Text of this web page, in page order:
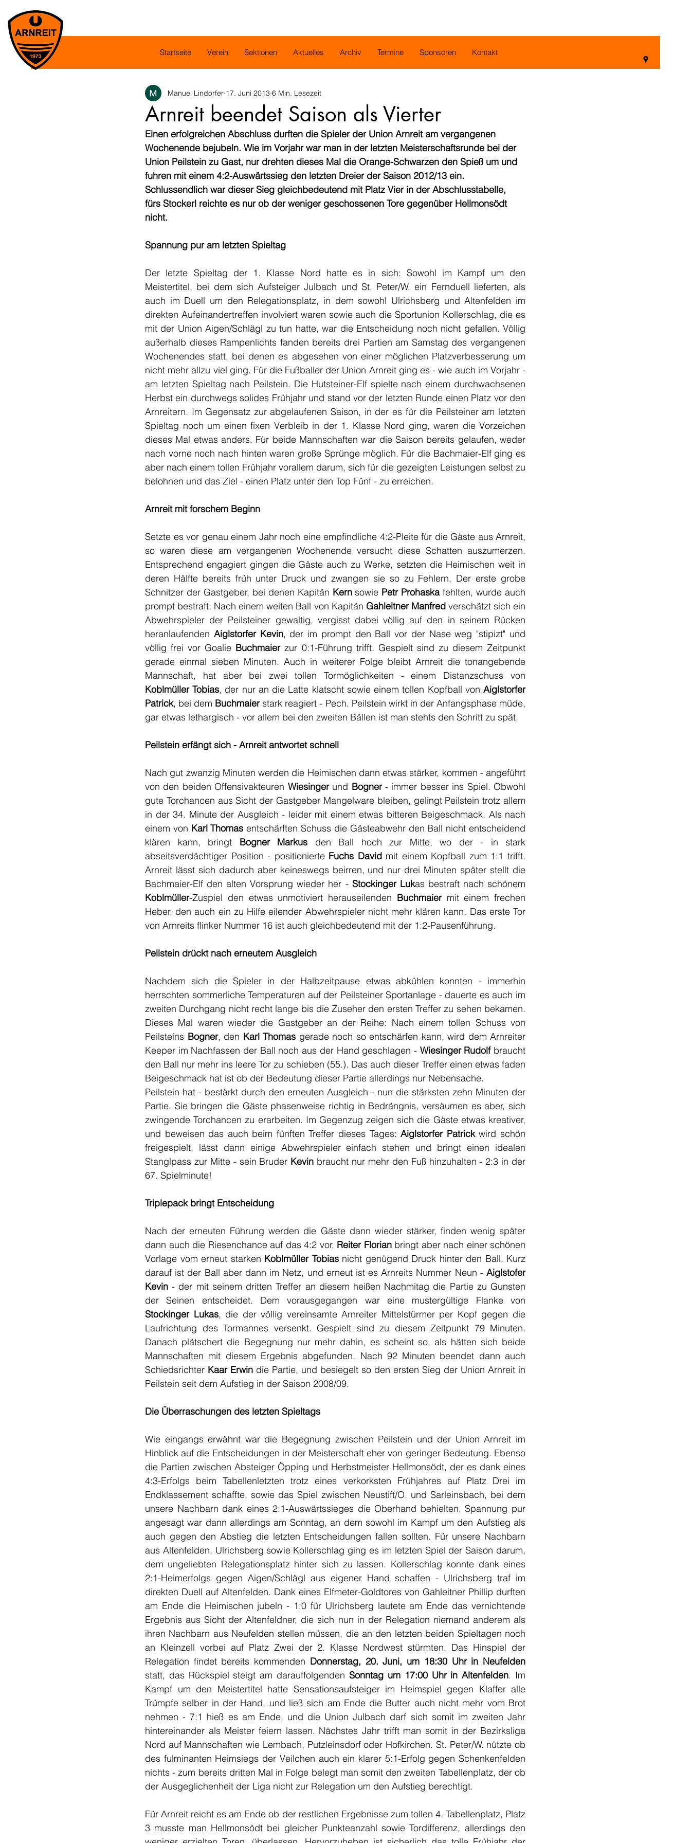
Startseite Verein Sektionen Aktuelles Archiv Termine Sponsoren Kontakt
Arnreit beendet Saison als Vierter
Manuel Lindorfer 17. Juni 2013 6 Min. Lesezeit
Einen erfolgreichen Abschluss durften die Spieler der Union Arnreit am vergangenen
Wochenende bejubeln. Wie im Vorjahr war man in der letzten Meisterschaftsrunde bei der
Union Peilstein zu Gast, nur drehten dieses Mal die Orange-Schwarzen den Spieß um und
fuhren mit einem 4:2-Auswärtssieg den letzten Dreier der Saison 2012/13 ein.
Schlussendlich war dieser Sieg gleichbedeutend mit Platz Vier in der Abschlusstabelle,
fürs Stockerl reichte es nur ob der weniger geschossenen Tore gegenüber Hellmonsödt
nicht.
Spannung pur am letzten Spieltag
Der letzte Spieltag der 1. Klasse Nord hatte es in sich: Sowohl im Kampf um den
Meistertitel, bei dem sich Aufsteiger Julbach und St. Peter/W. ein Fernduell lieferten, als
auch im Duell um den Relegationsplatz, in dem sowohl Ulrichsberg und Altenfelden im
direkten Aufeinandertreffen involviert waren sowie auch die Sportunion Kollerschlag, die es
mit der Union Aigen/Schlägl zu tun hatte, war die Entscheidung noch nicht gefallen. Völlig
außerhalb dieses Rampenlichts fanden bereits drei Partien am Samstag des vergangenen
Wochenendes statt, bei denen es abgesehen von einer möglichen Platzverbesserung um
nicht mehr allzu viel ging. Für die Fußballer der Union Arnreit ging es - wie auch im Vorjahr -
am letzten Spieltag nach Peilstein. Die Hutsteiner-Elf spielte nach einem durchwachsenen
Herbst ein durchwegs solides Frühjahr und stand vor der letzten Runde einen Platz vor den
Arnreitern. Im Gegensatz zur abgelaufenen Saison, in der es für die Peilsteiner am letzten
Spieltag noch um einen fixen Verbleib in der 1. Klasse Nord ging, waren die Vorzeichen
dieses Mal etwas anders. Für beide Mannschaften war die Saison bereits gelaufen, weder
nach vorne noch nach hinten waren große Sprünge möglich. Für die Bachmaier-Elf ging es
aber nach einem tollen Frühjahr vorallem darum, sich für die gezeigten Leistungen selbst zu
belohnen und das Ziel - einen Platz unter den Top Fünf - zu erreichen.
Arnreit mit forschem Beginn
Setzte es vor genau einem Jahr noch eine empfindliche 4:2-Pleite für die Gäste aus Arnreit,
so waren diese am vergangenen Wochenende versucht diese Schatten auszumerzen.
Entsprechend engagiert gingen die Gäste auch zu Werke, setzten die Heimischen weit in
deren Hälfte bereits früh unter Druck und zwangen sie so zu Fehlern. Der erste grobe
Schnitzer der Gastgeber, bei denen Kapitän Kern sowie Petr Prohaska fehlten, wurde auch
prompt bestraft: Nach einem weiten Ball von Kapitän Gahleitner Manfred verschätzt sich ein
Abwehrspieler der Peilsteiner gewaltig, vergisst dabei völlig auf den in seinem Rücken
heranlaufenden Aiglstorfer Kevin, der im prompt den Ball vor der Nase weg "stipizt" und
völlig frei vor Goalie Buchmaier zur 0:1-Führung trifft. Gespielt sind zu diesem Zeitpunkt
gerade einmal sieben Minuten. Auch in weiterer Folge bleibt Arnreit die tonangebende
Koblmüller Tobias, der nur an die Latte klatscht sowie einem tollen Kopfball von Aiglstorfer
Patrick, bei dem Buchmaier stark reagiert - Pech. Peilstein wirkt in der Anfangsphase müde,
gar etwas lethargisch - vor allem bei den zweiten Bällen ist man stehts den Schritt zu spät.
Peilstein erfängt sich - Arnreit antwortet schnell
Nach gut zwanzig Minuten werden die Heimischen dann etwas stärker, kommen - angeführt
von den beiden Offensivakteuren Wiesinger und Bogner - immer besser ins Spiel. Obwohl
gute Torchancen aus Sicht der Gastgeber Mangelware bleiben, gelingt Peilstein trotz allem
in der 34. Minute der Ausgleich - leider mit einem etwas bitteren Beigeschmack. Als nach
einem von Karl Thomas entschärften Schuss die Gästeabwehr den Ball nicht entscheidend
klären kann, bringt Bogner Markus den Ball hoch zur Mitte, wo der - in stark
abseitsverdächtiger Position - positionierte Fuchs David mit einem Kopfball zum 1:1 trifft.
Arnreit lässt sich dadurch aber keineswegs beirren, und nur drei Minuten später stellt die
Bachmaier-Elf den alten Vorsprung wieder her - Stockinger Luk
Koblmüller-Zuspiel den etwas unmotiviert herauseilenden Buchmaier mit einem frechen
Heber, den auch ein zu Hilfe eilender Abwehrspieler nicht mehr klären kann. Das erste Tor
von Arnreits flinker Nummer 16 ist auch gleichbedeutend mit der 1:2-Pausenführung.
Peilstein drückt nach erneutem Ausgleich
Nachdem sich die Spieler in der Halbzeitpause etwas abkühlen konnten - immerhin
herrschten sommerliche Temperaturen auf der Peilsteiner Sportanlage - dauerte es auch im
zweiten Durchgang nicht recht lange bis die Zuseher den ersten Treffer zu sehen bekamen.
Dieses Mal waren wieder die Gastgeber an der Reihe: Nach einem tollen Schuss von
Peilsteins Bogner, den Karl Thomas gerade noch so entschärfen kann, wird dem Arnreiter
Keeper im Nachfassen der Ball noch aus der Hand geschlagen - Wiesinger Rudolf braucht
den Ball nur mehr ins leere Tor zu schieben (55.). Das auch dieser Treffer einen etwas faden
Beigeschmack hat ist ob der Bedeutung dieser Partie allerdings nur Nebensache.
Peilstein hat - bestärkt durch den erneuten Ausgleich - nun die stärksten zehn Minuten der
Partie. Sie bringen die Gäste phasenweise richtig in Bedrängnis, versäumen es aber, sich
zwingende Torchancen zu erarbeiten. Im Gegenzug zeigen sich die Gäste etwas kreativer,
und beweisen das auch beim fünften Treffer dieses Tages: Aiglstorfer Patrick wird schön
freigespielt, lässt dann einige Abwehrspieler einfach stehen und bringt einen idealen
Stanglpass zur Mitte - sein Bruder Kevin braucht nur mehr den Fuß hinzuhalten - 2:3 in der
67. Spielminute!
Triplepack bringt Entscheidung
Nach der erneuten Führung werden die Gäste dann wieder stärker, finden wenig später
dann auch die Riesenchance auf das 4:2 vor, Reiter Florian bringt aber nach einer schönen
Vorlage vom erneut starken Koblmüller Tobias nicht genügend Druck hinter den Ball. Kurz
darauf ist der Ball aber dann im Netz, und erneut ist es Arnreits Nummer Neun - Aiglstofer
Kevin - der mit seinem dritten Treffer an diesem heißen Nachmitag die Partie zu Gunsten
Stockinger Lukas, die der völlig vereinsamte Arnreiter Mittelstürmer per Kopf gegen die
Laufrichtung des Tormannes versenkt. Gespielt sind zu diesem Zeitpunkt 79 Minuten.
Danach plätschert die Begegnung nur mehr dahin, es scheint so, als hätten sich beide
Mannschaften mit diesem Ergebnis abgefunden. Nach 92 Minuten beendet dann auch
Schiedsrichter Kaar Erwin die Partie, und besiegelt so den ersten Sieg der Union Arnreit in
Peilstein seit dem Aufstieg in der Saison 2008/09.
Die Überraschungen des letzten Spieltags
Wie eingangs erwähnt war die Begegnung zwischen Peilstein und der Union Arnreit im
Hinblick auf die Entscheidungen in der Meisterschaft eher von geringer Bedeutung. Ebenso
die Partien zwischen Absteiger Öpping und Herbstmeister Hellmonsödt, der es dank eines
4:3-Erfolgs beim Tabellenletzten trotz eines verkorksten Frühjahres auf Platz Drei im
Endklassement schaffte, sowie das Spiel zwischen Neustift/O. und Sarleinsbach, bei dem
unsere Nachbarn dank eines 2:1-Auswärtssieges die Oberhand behielten. Spannung pur
angesagt war dann allerdings am Sonntag, an dem sowohl im Kampf um den Aufstieg als
auch gegen den Abstieg die letzten Entscheidungen fallen sollten. Für unsere Nachbarn
aus Altenfelden, Ulrichsberg sowie Kollerschlag ging es im letzten Spiel der Saison darum,
dem ungeliebten Relegationsplatz hinter sich zu lassen. Kollerschlag konnte dank eines
2:1-Heimerfolgs gegen Aigen/Schlägl aus eigener Hand schaffen - Ulrichsberg traf im
direkten Duell auf Altenfelden. Dank eines Elfmeter-Goldtores von Gahleitner Phillip durften
am Ende die Heimischen jubeln - 1:0 für Ulrichsberg lautete am Ende das vernichtende
Ergebnis aus Sicht der Altenfeldner, die sich nun in der Relegation niemand anderem als
ihren Nachbarn aus Neufelden stellen müssen, die an den letzten beiden Spieltagen noch
an Kleinzell vorbei auf Platz Zwei der 2. Klasse Nordwest stürmten. Das Hinspiel der
Relegation findet bereits kommenden Donnerstag, 20. Juni, um 18:30 Uhr in Neufelden
statt, das Rückspiel steigt am darauffolgenden Sonntag um 17:00 Uhr in Altenfelden. Im
Kampf um den Meistertitel hatte Sensationsaufsteiger im Heimspiel gegen Klaffer alle
Trümpfe selber in der Hand, und ließ sich am Ende die Butter auch nicht mehr vom Brot
nehmen - 7:1 hieß es am Ende, und die Union Julbach darf sich somit im zweiten Jahr
hintereinander als Meister feiern lassen. Nächstes Jahr trifft man somit in der Bezirksliga
Nord auf Mannschaften wie Lembach, Putzleinsdorf oder Hofkirchen. St. Peter/W. nützte ob
des fulminanten Heimsiegs der Veilchen auch ein klarer 5:1-Erfolg gegen Schenkenfelden
nichts - zum bereits dritten Mal in Folge belegt man somit den zweiten Tabellenplatz, der ob
der Ausgeglichenheit der Liga nicht zur Relegation um den Aufstieg berechtigt.
Für Arnreit reicht es am Ende ob der restlichen Ergebnisse zum tollen 4. Tabellenplatz, Platz
3 musste man Hellmonsödt bei gleicher Punkteanzahl sowie Tordifferenz, allerdings den